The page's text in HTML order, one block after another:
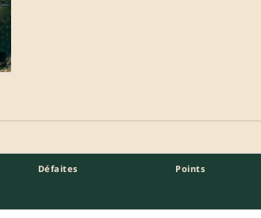
Défaites Points